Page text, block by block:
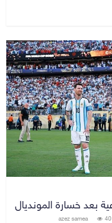
بعد خسارة المونديال
azez samea